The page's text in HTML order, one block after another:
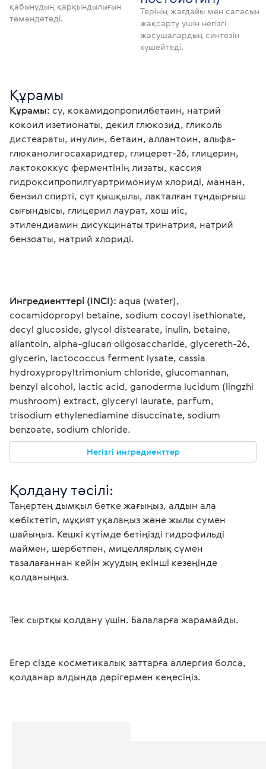
қабынудың қарқындылығын
төмендетеді.
Терінің жағдайы мен сапасын
жақсарту үшін негізгі
жасушалардың синтезін
күшейтеді.
Құрамы
Құрамы: су, кокамидопропилбетаин, натрий
кокоил изетионаты, декил глюкозид, гликоль
дистеараты, инулин, бетаин, аллантоин, альфа-
глюканолигосахаридтер, глицерет-26, глицерин,
лактококкус ферментінің лизаты, кассия
гидроксипропилгуартримониум хлориді, маннан,
бензил спирті, сүт қышқылы, лакталған тұндырғыш
сығындысы, глицерил лаурат, хош иіс,
этилендиамин дисукцинаты тринатрия, натрий
бензоаты, натрий хлориді.
Ингредиенттері (INCI): aqua (water),
cocamidopropyl betaine, sodium cocoyl isethionate,
decyl glucoside, glycol distearate, inulin, betaine,
allantoin, alpha-glucan oligosaccharide, glycereth-26,
glycerin, lactococcus ferment lysate, cassia
hydroxypropyltrimonium chloride, glucomannan,
benzyl alcohol, lactic acid, ganoderma lucidum (lingzhi
mushroom) extract, glyceryl laurate, parfum,
trisodium ethylenediamine disuccinate, sodium
benzoate, sodium chloride.
Негізгі ингредиенттер
Қолдану тәсілі:
Таңертең дымқыл бетке жағыңыз, алдын ала
көбіктетіп, мұқият уқалаңыз және жылы сумен
шайыңыз. Кешкі күтімде бетіңізді гидрофильді
маймен, шербетпен, мицеллярлық сумен
тазалағаннан кейін жуудың екінші кезеңінде
Егер сізде косметикалық заттарға аллергия болса,
қолданар алдында дәрігермен кеңесіңіз.